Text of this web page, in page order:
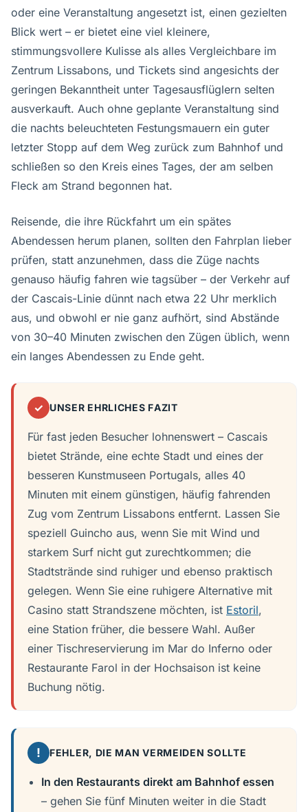
oder eine Veranstaltung angesetzt ist, einen gezielten
Blick wert – er bietet eine viel kleinere,
stimmungsvollere Kulisse als alles Vergleichbare im
Zentrum Lissabons, und Tickets sind angesichts der
geringen Bekanntheit unter Tagesausflüglern selten
ausverkauft. Auch ohne geplante Veranstaltung sind
die nachts beleuchteten Festungsmauern ein guter
letzter Stopp auf dem Weg zurück zum Bahnhof und
schließen so den Kreis eines Tages, der am selben
Fleck am Strand begonnen hat.
Reisende, die ihre Rückfahrt um ein spätes
Abendessen herum planen, sollten den Fahrplan lieber
prüfen, statt anzunehmen, dass die Züge nachts
genauso häufig fahren wie tagsüber – der Verkehr auf
der Cascais-Linie dünnt nach etwa 22 Uhr merklich
aus, und obwohl er nie ganz aufhört, sind Abstände
von 30–40 Minuten zwischen den Zügen üblich, wenn
ein langes Abendessen zu Ende geht.
✓ UNSER EHRLICHES FAZIT
Für fast jeden Besucher lohnenswert – Cascais
bietet Strände, eine echte Stadt und eines der
besseren Kunstmuseen Portugals, alles 40
Minuten mit einem günstigen, häufig fahrenden
Zug vom Zentrum Lissabons entfernt. Lassen Sie
speziell Guincho aus, wenn Sie mit Wind und
starkem Surf nicht gut zurechtkommen; die
Stadtstrände sind ruhiger und ebenso praktisch
gelegen. Wenn Sie eine ruhigere Alternative mit
Casino statt Strandszene möchten, ist Estoril,
eine Station früher, die bessere Wahl. Außer
einer Tischreservierung im Mar do Inferno oder
Restaurante Farol in der Hochsaison ist keine
Buchung nötig.
! FEHLER, DIE MAN VERMEIDEN SOLLTE
In den Restaurants direkt am Bahnhof essen
– gehen Sie fünf Minuten weiter in die Stadt